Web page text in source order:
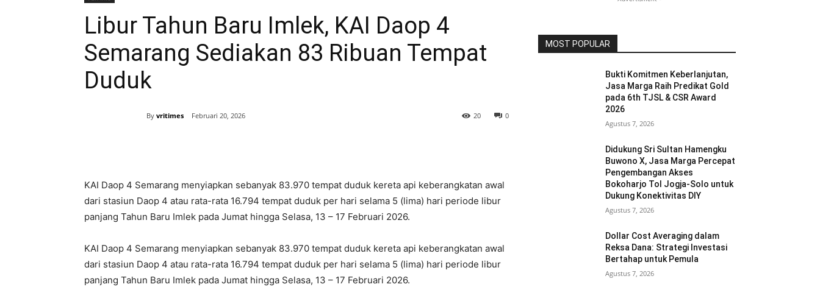
Libur Tahun Baru Imlek, KAI Daop 4
Semarang Sediakan 83 Ribuan Tempat
Duduk
By vritimes Februari 20, 2026 0
20
KAI Daop 4 Semarang menyiapkan sebanyak 83.970 tempat duduk kereta api keberangkatan awal
dari stasiun Daop 4 atau rata-rata 16.794 tempat duduk per hari selama 5 (lima) hari periode libur
panjang Tahun Baru Imlek pada Jumat hingga Selasa, 13 – 17 Februari 2026.
KAI Daop 4 Semarang menyiapkan sebanyak 83.970 tempat duduk kereta api keberangkatan awal
dari stasiun Daop 4 atau rata-rata 16.794 tempat duduk per hari selama 5 (lima) hari periode libur
panjang Tahun Baru Imlek pada Jumat hingga Selasa, 13 – 17 Februari 2026.
MOST POPULAR
Bukti Komitmen Keberlanjutan,
Jasa Marga Raih Predikat Gold
pada 6th TJSL & CSR Award
2026
Agustus 7, 2026
Didukung Sri Sultan Hamengku
Buwono X, Jasa Marga Percepat
Pengembangan Akses
Bokoharjo Tol Jogja-Solo untuk
Dukung Konektivitas DIY
Agustus 7, 2026
Dollar Cost Averaging dalam
Reksa Dana: Strategi Investasi
Bertahap untuk Pemula
Agustus 7, 2026